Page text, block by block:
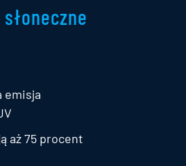
emisja
aż 75 procent